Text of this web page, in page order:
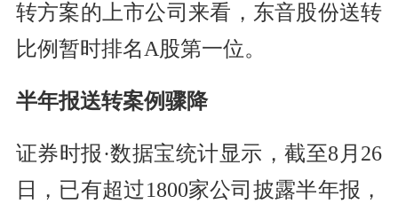
转方案的上市公司来看，东音股份送转
比例暂时排名A股第一位。
半年报送转案例骤降
证券时报·数据宝统计显示，截至8月26
日，已有超过1800家公司披露半年报，